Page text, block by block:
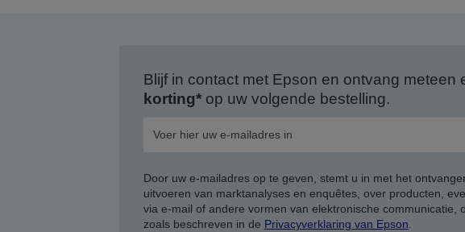
Blijf in contact met Epson en ontvang meteen
korting*op uw volgende bestelling.
Door uw e-mailadres op te geven, stemt u in met het
uitvoeren van marktanalyses en enquêtes, over producten,
via e-mail of andere vormen van elektronische communicatie,
zoals beschreven in de Privacyverklaring van Epson.